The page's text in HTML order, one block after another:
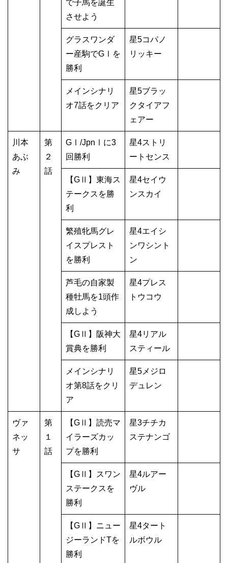
で子馬を誕生
させよう
グラスワンダ
ー産駒でGⅠを
勝利
星5コパノ
リッキー
メインシナリ
オ7話をクリア
星5ブラッ
クタイアフ
ェアー
川本
あぶ
み
第
２
話
GⅠ/JpnⅠに3
回勝利
星4ストリ
ートセンス
【GⅡ】東海ス
テークスを勝
利
星4セイウ
ンスカイ
繁殖牝馬グレ
イスプレスト
を勝利
星4エイシ
ンワシント
ン
芦毛の自家製
種牡馬を1頭作
成しよう
星4プレス
トウコウ
【GⅡ】阪神大
賞典を勝利
星4リアル
スティール
メインシナリ
オ第8話をクリ
ア
星5メジロ
デュレン
ヴァ
ネッ
サ
第
１
話
【GⅡ】読売マ
イラーズカッ
プを勝利
星3チチカ
ステナンゴ
【GⅡ】スワン
ステークスを
勝利
星4ルアー
ヴル
【GⅡ】ニュー
ジーランドTを
勝利
星4タート
ルボウル